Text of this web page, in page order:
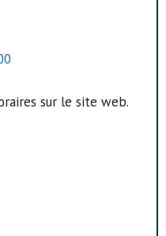
sur le site web.